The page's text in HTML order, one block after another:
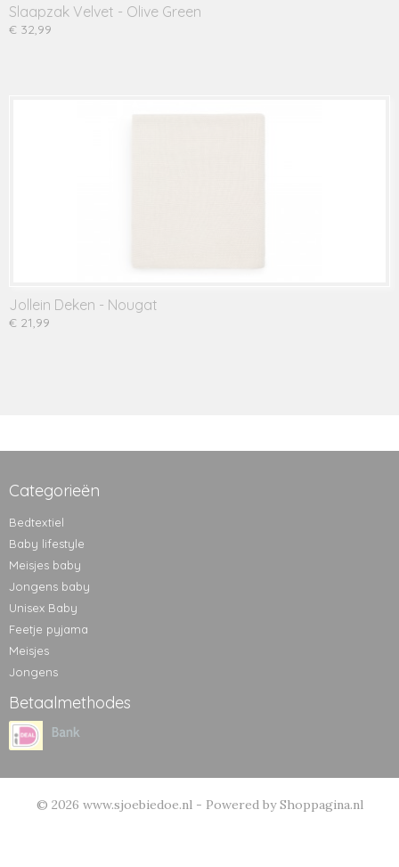
Slaapzak Velvet - Olive Green
€ 32,99
Jollein Deken - Nougat
€ 21,99
Categorieën
Bedtextiel
Baby lifestyle
Meisjes baby
Jongens baby
Unisex Baby
Feetje pyjama
Meisjes
Jongens
Betaalmethodes
© 2026 www.sjoebiedoe.nl - Powered by Shoppagina.nl